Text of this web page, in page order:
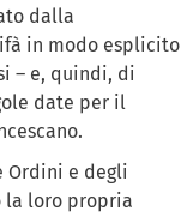
dalla
in modo esplicito
– e, quindi, di
date per il
Ordini e degli
la loro propria